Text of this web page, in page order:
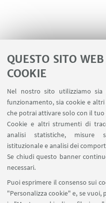
QUESTO SITO
COOKIE
Nel nostro sito utilizziamo
funzionamento, sia cookie e
che potrai attivare solo con il tuo
Cookie e altri strumenti di
analisi statistiche, misure
istituzionale e analisi dei
Se chiudi questo banner
necessari.
Puoi esprimere il consenso sui
"Personalizza cookie" e, se vuoi,
Area
SEGUI